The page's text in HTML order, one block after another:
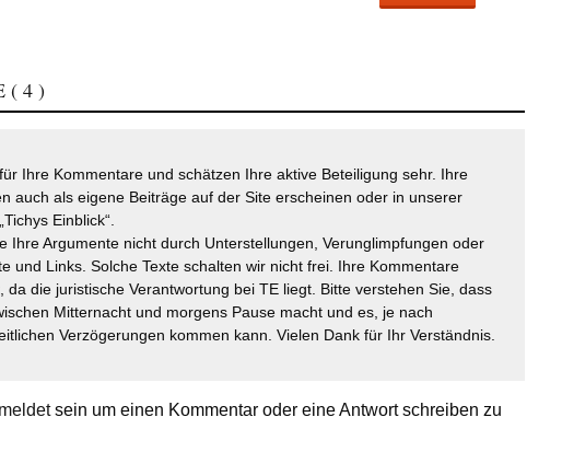
( 4 )
Ihre Kommentare und schätzen Ihre aktive Beteiligung sehr. Ihre
auch als eigene Beiträge auf der Site erscheinen oder in unserer
Einblick“.
Ihre Argumente nicht durch Unterstellungen, Verunglimpfungen oder
und Links. Solche Texte schalten wir nicht frei. Ihre Kommentare
da die juristische Verantwortung bei TE liegt. Bitte verstehen Sie, dass
Mitternacht und morgens Pause macht und es, je nach
Verzögerungen kommen kann. Vielen Dank für Ihr Verständnis.
sein um einen Kommentar oder eine Antwort schreiben zu